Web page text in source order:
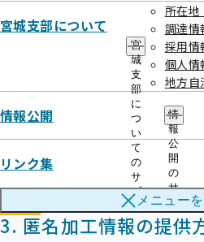
宮城支部について
宮
城
支
部
に
つ
い
て
の
サ
ブ
メ
ニ
ュ
所在地
調達情
採用情
個人情
地方自
情報公開
情
報
公
開
の
サ
ブ
メ
ニ
リンク集
メニューを
2. 匿名加工情報の提供
仙台白百合女子大学人間学部健
3. 匿名加工情報の提供